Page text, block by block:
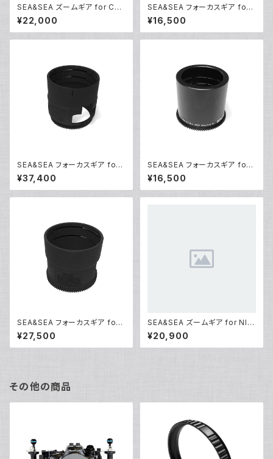
SEA&SEA ズームギア for Can
on EF17-40mm F4L USM
[31109]
¥22,000
SEA&SEA フォーカスギア for
Canon EF-S 60mm F2.8 Ma
cro USM [31126]
¥16,500
SEA&SEA フォーカスギア for
Nikon AF-S VR Micro-Nikk
or ED105mm F2.8G (IF) [311
33]
¥37,400
SEA&SEA フォーカスギア for
Nikon AF-S Micro NIKKOR
¥16,500
SEA&SEA フォーカスギア for
Canon EF100mmF2.8L Mac
ro IS USM [31155]
¥27,500
SEA&SEA ズームギア for NIK
KOR Z 14-30mm f/4 S [312
02]
¥20,900
その他の商品